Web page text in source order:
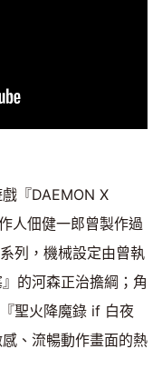
『DAEMON X
人佃健一郎曾製作過
列，機械設定由曾執
的河森正治擔綱；角
聖火降魔錄 if 白夜
、流暢動作畫面的熱